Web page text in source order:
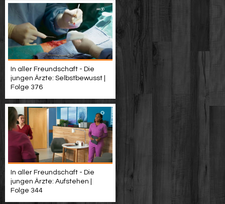
In aller Freundschaft - Die
jungen Ärzte: Selbstbewusst |
Folge 376
In aller Freundschaft - Die
jungen Ärzte: Aufstehen |
Folge 344